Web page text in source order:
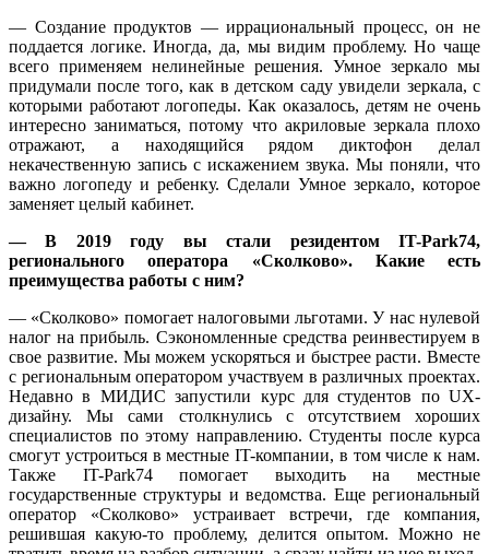
— Создание продуктов — иррациональный процесс, он не
поддается логике. Иногда, да, мы видим проблему. Но чаще
всего применяем нелинейные решения. Умное зеркало мы
придумали после того, как в детском саду увидели зеркала, с
которыми работают логопеды. Как оказалось, детям не очень
интересно заниматься, потому что акриловые зеркала плохо
отражают, а находящийся рядом диктофон делал
некачественную запись с искажением звука. Мы поняли, что
важно логопеду и ребенку. Сделали Умное зеркало, которое
заменяет целый кабинет.
— В 2019 году вы стали резидентом IT-Park74,
регионального оператора «Сколково». Какие есть
преимущества работы с ним?
— «Сколково» помогает налоговыми льготами. У нас нулевой
налог на прибыль. Сэкономленные средства реинвестируем в
свое развитие. Мы можем ускоряться и быстрее расти. Вместе
с региональным оператором участвуем в различных проектах.
Недавно в МИДИС запустили курс для студентов по UX-
дизайну. Мы сами столкнулись с отсутствием хороших
специалистов по этому направлению. Студенты после курса
смогут устроиться в местные IT-компании, в том числе к нам.
Также IT-Park74 помогает выходить на местные
государственные структуры и ведомства. Еще региональный
оператор «Сколково» устраивает встречи, где компания,
решившая какую-то проблему, делится опытом. Можно не